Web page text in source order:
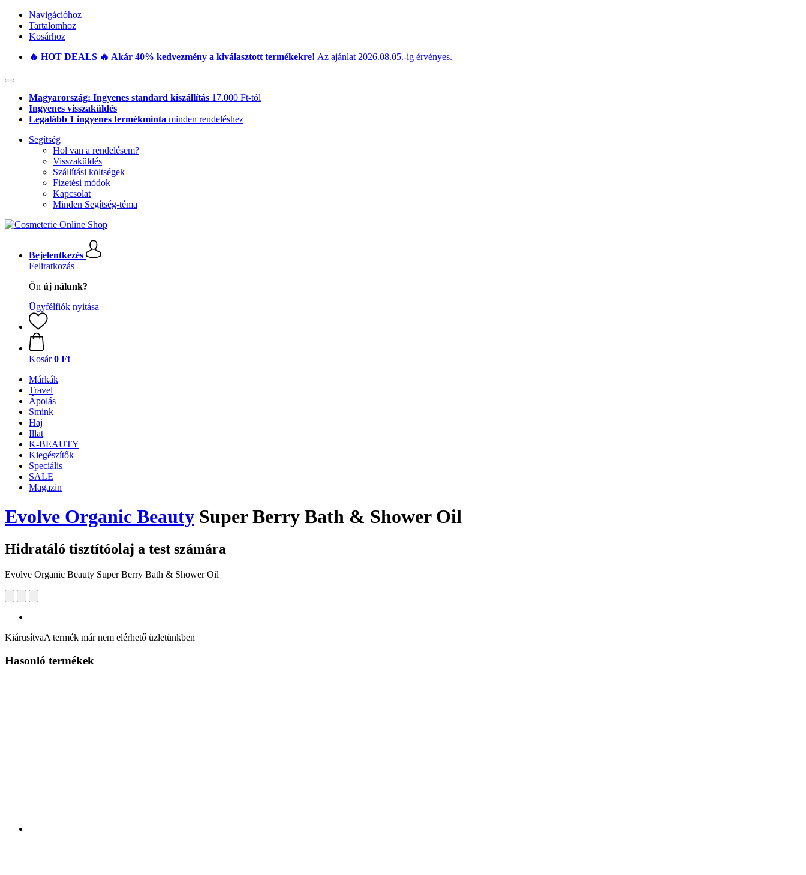
Navigációhoz
Tartalomhoz
Kosárhoz
🔥 HOT DEALS 🔥 Akár 40% kedvezmény a kiválasztott termékekre! Az ajánlat 2026.08.05.-ig érvényes.
Magyarország: Ingyenes standard kiszállítás 17.000 Ft-tól
Ingyenes visszaküldés
Legalább 1 ingyenes termékminta minden rendeléshez
Segítség
Hol van a rendelésem?
Visszaküldés
Szállítási költségek
Fizetési módok
Kapcsolat
Minden Segítség-téma
Bejelentkezés
Feliratkozás
Ön új nálunk?
Ügyfélfiók nyitása
Kosár 0 Ft
Márkák
Travel
Ápolás
Smink
Haj
Illat
K-BEAUTY
Kiegészítők
Speciális
SALE
Magazin
Evolve Organic Beauty Super Berry Bath & Shower Oil
Hidratáló tisztítóolaj a test számára
Evolve Organic Beauty Super Berry Bath & Shower Oil
KiárusítvaA termék már nem elérhető üzletünkben
Hasonló termékek